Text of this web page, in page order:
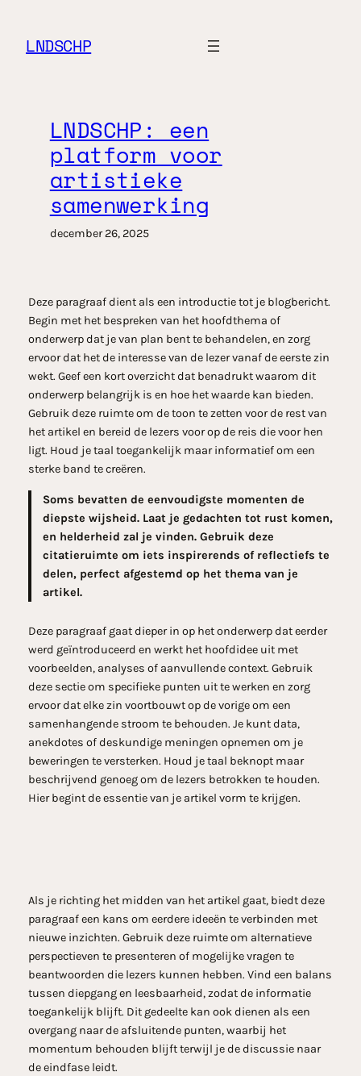
LNDSCHP
LNDSCHP: een
platform voor
artistieke
samenwerking
december 26, 2025
Deze paragraaf dient als een introductie tot je blogbericht.
Begin met het bespreken van het hoofdthema of
onderwerp dat je van plan bent te behandelen, en zorg
ervoor dat het de interesse van de lezer vanaf de eerste zin
wekt. Geef een kort overzicht dat benadrukt waarom dit
onderwerp belangrijk is en hoe het waarde kan bieden.
Gebruik deze ruimte om de toon te zetten voor de rest van
het artikel en bereid de lezers voor op de reis die voor hen
ligt. Houd je taal toegankelijk maar informatief om een
sterke band te creëren.
Soms bevatten de eenvoudigste momenten de
diepste wijsheid. Laat je gedachten tot rust komen,
en helderheid zal je vinden. Gebruik deze
citatieruimte om iets inspirerends of reflectiefs te
delen, perfect afgestemd op het thema van je
artikel.
Deze paragraaf gaat dieper in op het onderwerp dat eerder
werd geïntroduceerd en werkt het hoofdidee uit met
voorbeelden, analyses of aanvullende context. Gebruik
deze sectie om specifieke punten uit te werken en zorg
ervoor dat elke zin voortbouwt op de vorige om een
samenhangende stroom te behouden. Je kunt data,
anekdotes of deskundige meningen opnemen om je
beweringen te versterken. Houd je taal beknopt maar
beschrijvend genoeg om de lezers betrokken te houden.
Hier begint de essentie van je artikel vorm te krijgen.
Als je richting het midden van het artikel gaat, biedt deze
paragraaf een kans om eerdere ideeën te verbinden met
nieuwe inzichten. Gebruik deze ruimte om alternatieve
perspectieven te presenteren of mogelijke vragen te
beantwoorden die lezers kunnen hebben. Vind een balans
tussen diepgang en leesbaarheid, zodat de informatie
toegankelijk blijft. Dit gedeelte kan ook dienen als een
overgang naar de afsluitende punten, waarbij het
momentum behouden blijft terwijl je de discussie naar
de eindfase leidt.